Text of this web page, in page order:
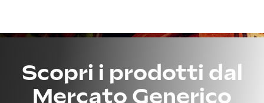
Scopri i prodotti dal
Mercato Generico